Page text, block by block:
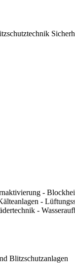
-
-
-
Blitzschutzanlagen